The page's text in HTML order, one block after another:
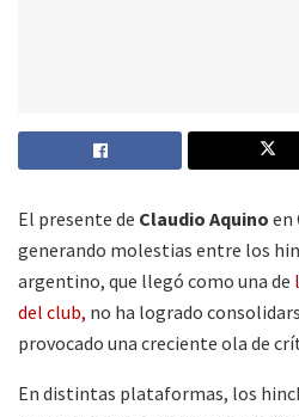
El presente de Claudio Aquino en
generando molestias entre los
argentino, que llegó como una de
del club, no ha logrado
provocado una creciente ola de
En distintas plataformas, los